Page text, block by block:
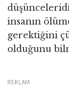
insanın
gerektiğini
olduğunu
REKLAM